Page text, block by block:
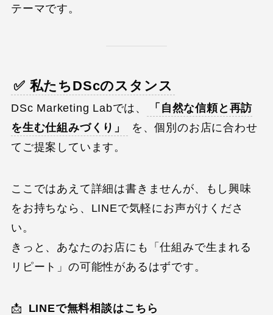
テーマです。
✅ 私たちDScのスタンス
DSc Marketing Labでは、
「自然な信頼と再訪
を生む仕組みづくり」
を、個別のお店に合わせ
てご提案しています。
ここではあえて詳細は書きませんが、もし興味
をお持ちなら、LINEで気軽にお声がけくださ
い。
きっと、あなたのお店にも「仕組みで生まれる
リピート」の可能性があるはずです。
📩
LINEで無料相談はこちら